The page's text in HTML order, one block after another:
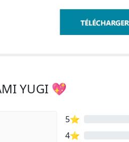
YUGI 💖
5⭐
4⭐